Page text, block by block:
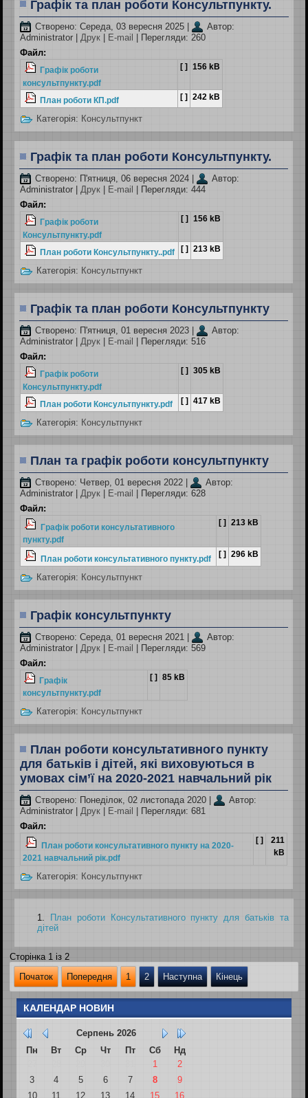
Графік та план роботи Консультпункту.
Створено: Середа, 03 вересня 2025 |
Автор:
Administrator |Друк E-mail
| Перегляди: 260
Файл:
Графік роботи
консультпункту.pdf
[ ] 156 kB
План роботи КП.pdf [ ] 242 kB
Категорія: Консультпункт
Графік та план роботи Консультпункту.
Створено: П'ятниця, 06 вересня 2024
Автор:
Administrator |Друк E-mail
| Перегляди: 444
Файл:
Графік роботи
Консультпункту.pdf
[ ] 156 kB
План роботи Консультпункту..pdf [ ] 213 kB
Категорія: Консультпункт
Графік та план роботи Консультпункту
Створено: П'ятниця, 01 вересня 2023
Автор:
Administrator |Друк E-mail
| Перегляди: 516
Файл:
Графік роботи
Консультпункту.pdf
[ ] 305 kB
План роботи Консультпункту.pdf [ ] 417 kB
Категорія: Консультпункт
План та графік роботи консультпункту
Створено: Четвер, 01 вересня 2022
Автор:
Administrator |Друк E-mail
| Перегляди: 628
Файл:
Графік роботи консультативного
пункту.pdf
[ ] 213 kB
План роботи консультативного пункту.pdf
[ ] 296 kB
Категорія: Консультпункт
Графік консультпункту
Створено: Середа, 01 вересня 2021
Автор:
Administrator |Друк E-mail
| Перегляди: 569
Файл:
Графік
консультпункту.pdf
[ ] 85 kB
Категорія: Консультпункт
План роботи консультативного пункту
для батьків і дітей, які виховуються в
умовах сім’ї на 2020-2021 навчальний рік
Створено: Понеділок, 02 листопада 2020
Автор:
Administrator |Друк E-mail
| Перегляди: 681
Файл:
План роботи консультативного пункту на 2020-
2021 навчальний рік.pdf
[ ]
211
kB
Категорія: Консультпункт
План роботи Консультативного пункту для батьків та
дітей
Сторінка 1 із 2
Початок
Попередня 1 2 Наступна Кінець
КАЛЕНДАР НОВИН
Серпень 2026
Пн
Вт Ср Чт Пт Сб
Нд
1
2
3
4 5 6 7 8
9
10
11 12 13 14 15
16